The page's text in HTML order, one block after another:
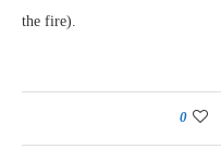
the fire).
0